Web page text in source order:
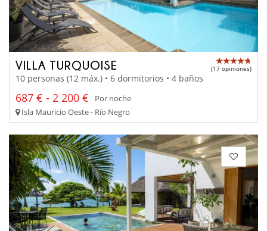
VILLA TURQUOISE (17 opiniones)
10 personas (12 máx.) • 6 dormitorios • 4 baños
687 € - 2 200 €
Por noche
Isla Mauricio Oeste - Río Negro